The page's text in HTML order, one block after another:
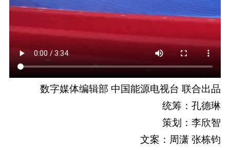
数字媒体编辑部 中国能源电视台 联合出品
统筹：孔德琳
策划：李欣智
文案：周潇 张栋钧